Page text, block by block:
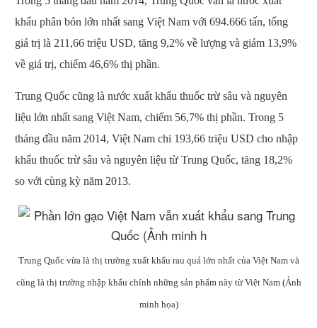
khẩu phân bón lớn nhất sang Việt Nam với 694.666 tấn, tổng
giá trị là 211,66 triệu USD, tăng 9,2% về lượng và giảm 13,9%
về giá trị, chiếm 46,6% thị phần.
Trung Quốc cũng là nước xuất khẩu thuốc trừ sâu và nguyên
liệu lớn nhất sang Việt Nam, chiếm 56,7% thị phần. Trong 5
tháng đầu năm 2014, Việt Nam chi 193,66 triệu USD cho nhập
khẩu thuốc trừ sâu và nguyên liệu từ Trung Quốc, tăng 18,2%
so với cùng kỳ năm 2013.
Trung Quốc vừa là thị trường xuất khẩu rau quả lớn nhất của Việt Nam và
cũng là thị trường nhập khẩu chính những sản phẩm này từ Việt Nam (Ảnh
minh họa)